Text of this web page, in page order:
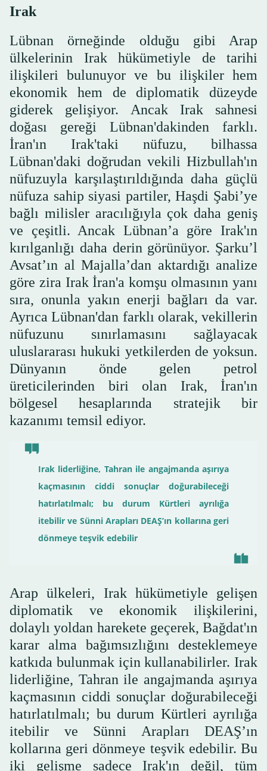
Irak
Lübnan örneğinde olduğu gibi Arap
ülkelerinin Irak hükümetiyle de tarihi
ilişkileri bulunuyor ve bu ilişkiler hem
ekonomik hem de diplomatik düzeyde
giderek gelişiyor. Ancak Irak sahnesi
doğası gereği Lübnan'dakinden farklı.
İran'ın Irak'taki nüfuzu, bilhassa
Lübnan'daki doğrudan vekili Hizbullah'ın
nüfuzuyla karşılaştırıldığında daha güçlü
nüfuza sahip siyasi partiler, Haşdi Şabi’ye
bağlı milisler aracılığıyla çok daha geniş
ve çeşitli. Ancak Lübnan’a göre Irak'ın
kırılganlığı daha derin görünüyor. Şarku’l
Avsat’ın al Majalla’dan aktardığı analize
göre zira Irak İran'a komşu olmasının yanı
sıra, onunla yakın enerji bağları da var.
Ayrıca Lübnan'dan farklı olarak, vekillerin
nüfuzunu sınırlamasını sağlayacak
uluslararası hukuki yetkilerden de yoksun.
Dünyanın önde gelen petrol
üreticilerinden biri olan Irak, İran'ın
bölgesel hesaplarında stratejik bir
kazanımı temsil ediyor.
Irak liderliğine, Tahran ile angajmanda aşırıya
kaçmasının ciddi sonuçlar doğurabileceği
hatırlatılmalı; bu durum Kürtleri ayrılığa
itebilir ve Sünni Arapları DEAŞ’ın kollarına geri
dönmeye teşvik edebilir
Arap ülkeleri, Irak hükümetiyle gelişen
diplomatik ve ekonomik ilişkilerini,
dolaylı yoldan harekete geçerek, Bağdat'ın
karar alma bağımsızlığını desteklemeye
katkıda bulunmak için kullanabilirler. Irak
liderliğine, Tahran ile angajmanda aşırıya
kaçmasının ciddi sonuçlar doğurabileceği
hatırlatılmalı; bu durum Kürtleri ayrılığa
itebilir ve Sünni Arapları DEAŞ’ın
kollarına geri dönmeye teşvik edebilir. Bu
iki gelişme sadece Irak'ın değil, tüm